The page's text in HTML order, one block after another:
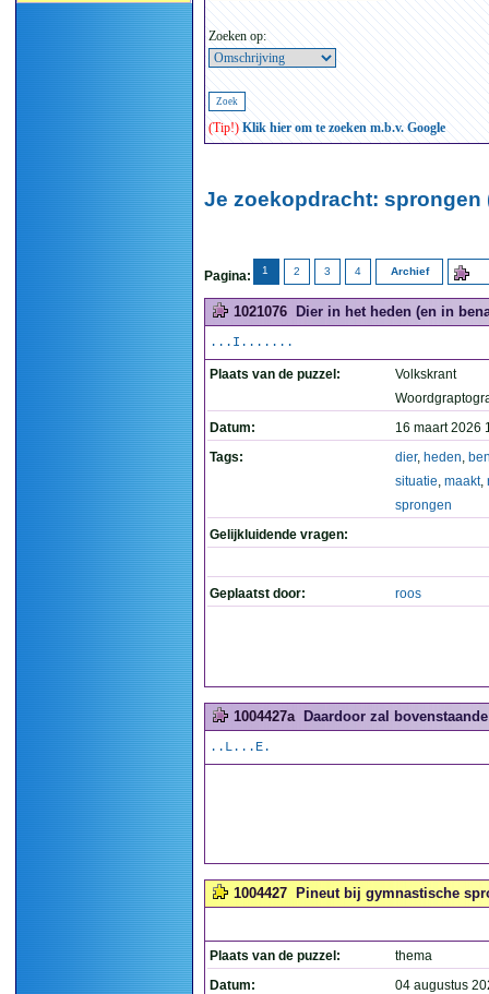
Zoeken op:
(Tip!) Klik hier om te zoeken m.b.v. Google
Je zoekopdracht: sprongen
Pagina: 1 2 3 4 Archief
1021076 Dier in het heden (en in
...I.......
Plaats van de puzzel:
Volkskrant
Datum:
16 maart 2026
Tags:
dier, heden,
situatie, maakt,
sprongen
Gelijkluidende vragen:
Geplaatst door: roos
1004427a Daardoor zal
..L...E.
1004427 Pineut bij gymnastische
Plaats van de puzzel:
thema
Datum:
04 augustus